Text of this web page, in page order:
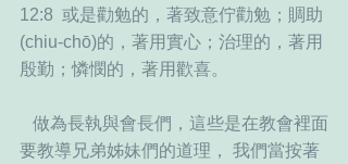
12:8  或是勸勉的，著致意佇勸勉；賙助
(chiu-chō)的，著用實心；治理的，著用
殷勤；憐憫的，著用歡喜。
要教導兄弟姊妹們的道理， 我們當按著